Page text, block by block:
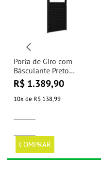
Porta de Giro com
Básculante Preto
215x85cm PA132.2
Riobras
R$ 1.389,90
10x de R$ 138,99
COMPRAR